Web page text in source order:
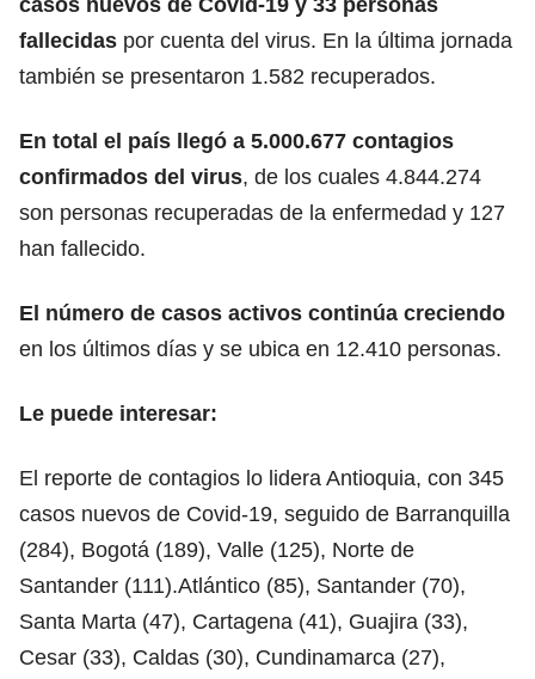
fallecidas por cuenta del virus. En la última jornada
también se presentaron 1.582 recuperados.
En total el país llegó a 5.000.677 contagios
confirmados del virus, de los cuales 4.844.274
son personas recuperadas de la enfermedad y 127
han fallecido.
El número de casos activos continúa creciendo
en los últimos días y se ubica en 12.410 personas.
Le puede interesar:
El reporte de contagios lo lidera Antioquia, con 345
casos nuevos de Covid-19, seguido de Barranquilla
(284), Bogotá (189), Valle (125), Norte de
Santander (111).Atlántico (85), Santander (70),
Santa Marta (47), Cartagena (41), Guajira (33),
Cesar (33), Caldas (30), Cundinamarca (27),